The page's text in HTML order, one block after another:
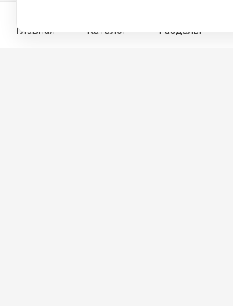
Главная Каталог Разделы